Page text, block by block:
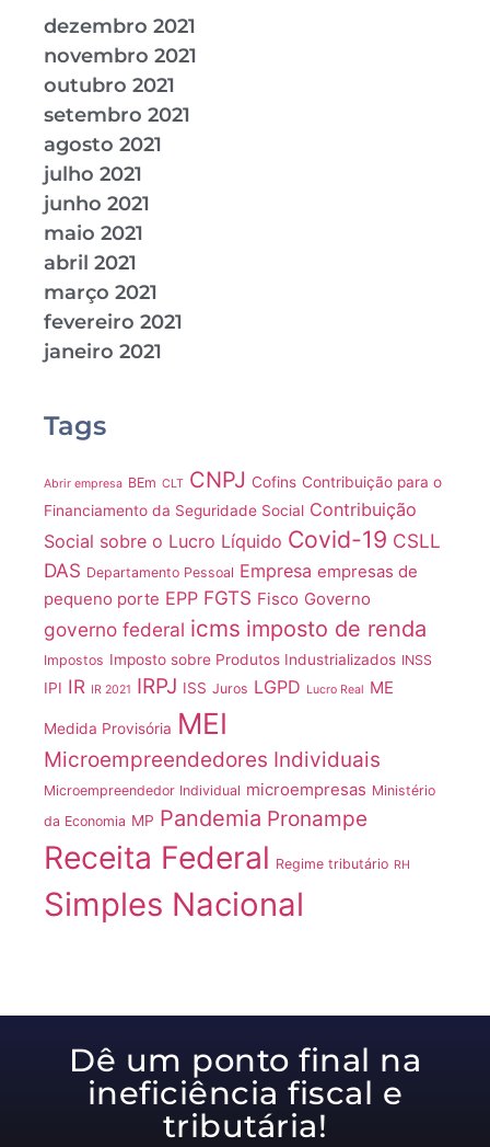
dezembro 2021
novembro 2021
outubro 2021
setembro 2021
agosto 2021
julho 2021
junho 2021
maio 2021
abril 2021
março 2021
fevereiro 2021
janeiro 2021
Tags
Abrir empresa BEm CLT CNPJ Cofins Contribuição para o
Financiamento da Seguridade Social Contribuição
Social sobre o Lucro Líquido Covid-19 CSLL
DAS Departamento Pessoal Empresa empresas de
pequeno porte EPP FGTS Fisco Governo
governo federal icms imposto de renda
Impostos Imposto sobre Produtos Industrializados INSS
IPI IR IR 2021 IRPJ ISS Juros LGPD Lucro Real ME
Medida Provisória MEI
Microempreendedores Individuais
Microempreendedor Individual microempresas Ministério
da Economia MP Pandemia Pronampe
Receita Federal Regime tributário RH
Simples Nacional
Dê um ponto final na
ineficiência fiscal e
tributária!